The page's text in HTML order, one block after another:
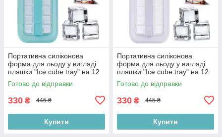
Портативна силіконова
форма для льоду у вигляді
пляшки "Ice cube tray" на 12
кульок, бірюзова
Готово до відправки
330 ₴ 445 ₴
Купити
Портативна силіконова
форма для льоду у вигляді
пляшки "Ice cube tray" на 12
кульок, біла
Готово до відправки
330 ₴ 445 ₴
Купити